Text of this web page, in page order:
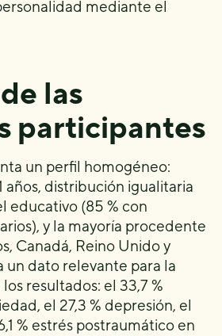
mediante el
las
participantes
un perfil homogéneo:
años, distribución igualitaria
educativo (85 % con
y la mayoría procedente
Canadá, Reino Unido y
un dato relevante para la
resultados: el 33,7 %
el 27,3 % depresión, el
% estrés postraumático en